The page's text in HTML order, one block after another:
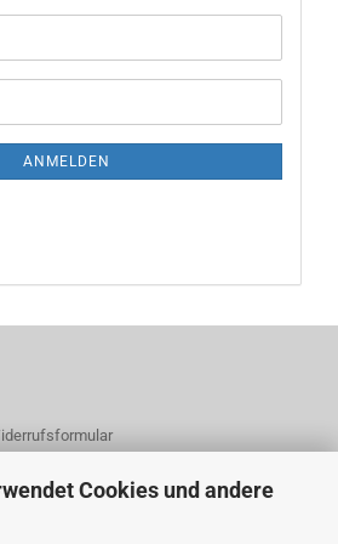
Cookies und andere
ANMELDEN